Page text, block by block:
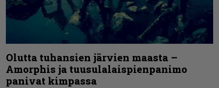
Olutta tuhansien järvien maasta –
Amorphis ja tuusulalaispienpanimo
panivat kimpassa